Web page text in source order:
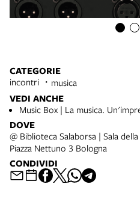
CATEGORIE
incontri musica
VEDI ANCHE
Music Box | La musica.
DOVE
@ Biblioteca Salaborsa | Sala
Piazza Nettuno 3 Bologna
CONDIVIDI